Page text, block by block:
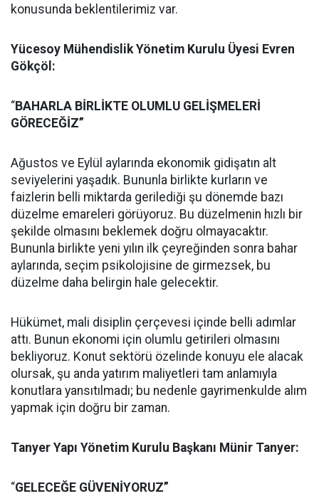
konusunda beklentilerimiz var.
Yücesoy Mühendislik Yönetim Kurulu Üyesi Evren
Gökçöl:
“BAHARLA BİRLİKTE OLUMLU GELİŞMELERİ
GÖRECEĞİZ”
Ağustos ve Eylül aylarında ekonomik gidişatın alt
seviyelerini yaşadık. Bununla birlikte kurların ve
faizlerin belli miktarda gerilediği şu dönemde bazı
düzelme emareleri görüyoruz. Bu düzelmenin hızlı bir
şekilde olmasını beklemek doğru olmayacaktır.
Bununla birlikte yeni yılın ilk çeyreğinden sonra bahar
aylarında, seçim psikolojisine de girmezsek, bu
düzelme daha belirgin hale gelecektir.
Hükümet, mali disiplin çerçevesi içinde belli adımlar
attı. Bunun ekonomi için olumlu getirileri olmasını
bekliyoruz. Konut sektörü özelinde konuyu ele alacak
olursak, şu anda yatırım maliyetleri tam anlamıyla
konutlara yansıtılmadı; bu nedenle gayrimenkulde alım
yapmak için doğru bir zaman.
Tanyer Yapı Yönetim Kurulu Başkanı Münir Tanyer:
“GELECEĞE GÜVENİYORUZ”